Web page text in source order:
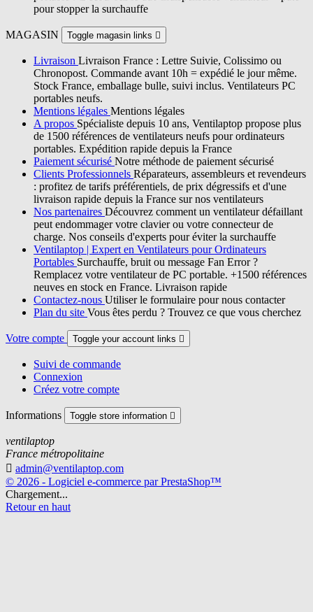
pour stopper la surchauffe
MAGASIN Toggle magasin links 
Livraison Livraison France : Lettre Suivie, Colissimo ou
Chronopost. Commande avant 10h = expédié le jour même.
Stock France, emballage bulle, suivi inclus. Ventilateurs PC
portables neufs.
Mentions légales Mentions légales
A propos Spécialiste depuis 10 ans, Ventilaptop propose plus
de 1500 références de ventilateurs neufs pour ordinateurs
portables. Expédition rapide depuis la France
Paiement sécurisé Notre méthode de paiement sécurisé
Clients Professionnels Réparateurs, assembleurs et revendeurs
: profitez de tarifs préférentiels, de prix dégressifs et d'une
livraison rapide depuis la France sur nos ventilateurs
Nos partenaires Découvrez comment un ventilateur défaillant
peut endommager votre clavier ou votre connecteur de
charge. Nos conseils d'experts pour éviter la surchauffe
Ventilaptop | Expert en Ventilateurs pour Ordinateurs
Portables Surchauffe, bruit ou message Fan Error ?
Remplacez votre ventilateur de PC portable. +1500 références
neuves en stock en France. Livraison rapide
Contactez-nous Utiliser le formulaire pour nous contacter
Plan du site Vous êtes perdu ? Trouvez ce que vous cherchez
Votre compte Toggle your account links 
Suivi de commande
Connexion
Créez votre compte
Informations Toggle store information 
ventilaptop
France métropolitaine
 admin@ventilaptop.com
© 2026 - Logiciel e-commerce par PrestaShop™
Chargement...
Retour en haut